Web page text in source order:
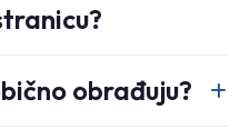
automatizacija
obrađuju?